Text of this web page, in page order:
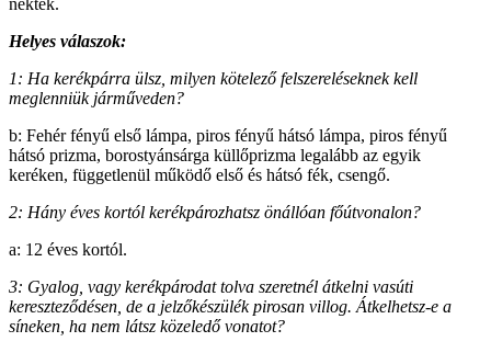
nektek.
Helyes válaszok:
1: Ha kerékpárra ülsz, milyen kötelező felszereléseknek kell
meglenniük járműveden?
b: Fehér fényű első lámpa, piros fényű hátsó lámpa, piros fényű
hátsó prizma, borostyánsárga küllőprizma legalább az egyik
keréken, függetlenül működő első és hátsó fék, csengő.
2: Hány éves kortól kerékpározhatsz önállóan főútvonalon?
a: 12 éves kortól.
3: Gyalog, vagy kerékpárodat tolva szeretnél átkelni vasúti
kereszteződésen, de a jelzőkészülék pirosan villog. Átkelhetsz-e a
síneken, ha nem látsz közeledő vonatot?